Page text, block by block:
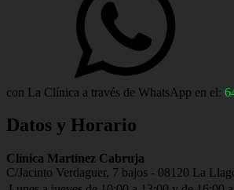
con La Clínica a través de WhatsApp en el:
Datos y Horario
Address:
Clínica Martínez Cabruja
C/Jacinto Verdaguer, 7 bajos - 08120 La